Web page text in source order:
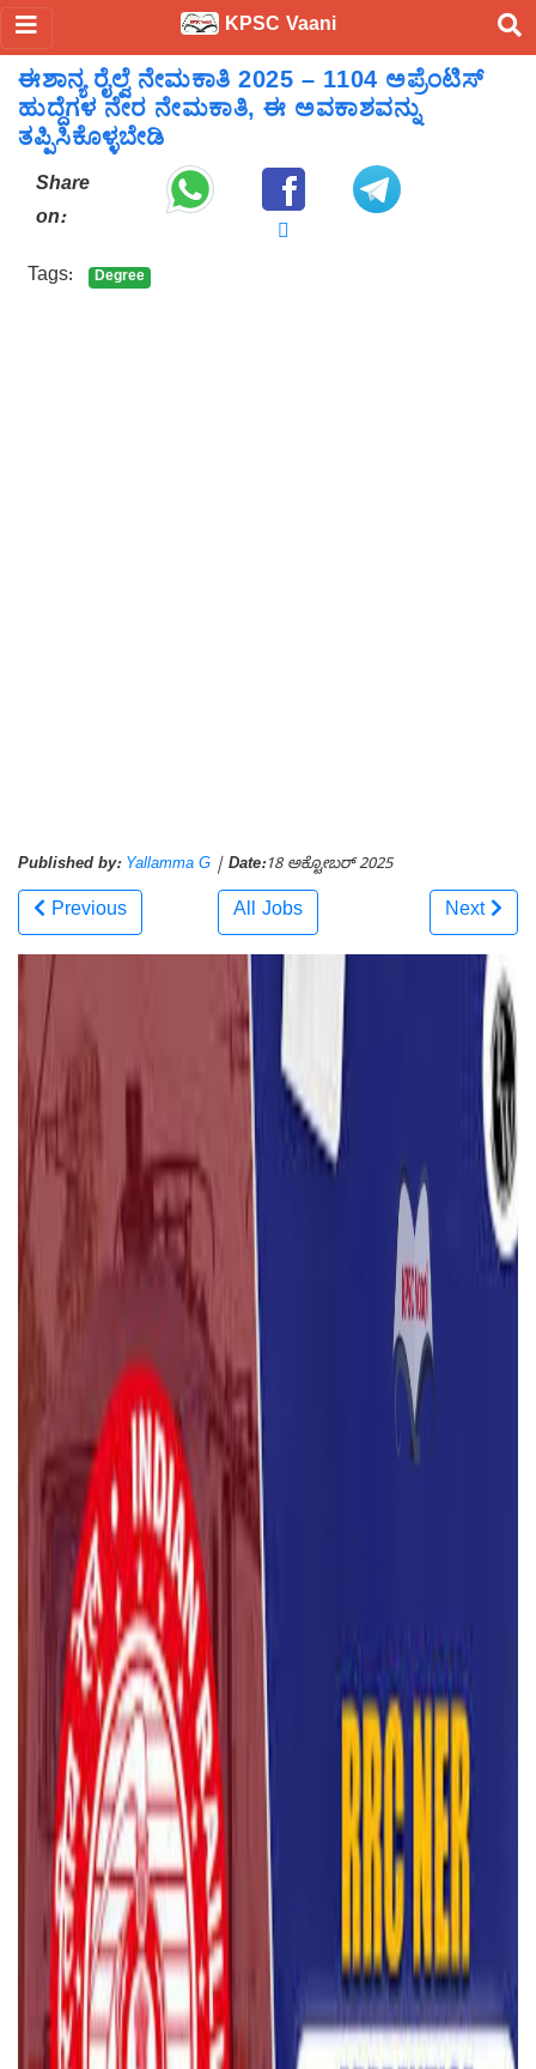
KPSC Vaani
ಈಶಾನ್ಯ ರೈಲ್ವೆ ನೇಮಕಾತಿ 2025 – 1104 ಅಪ್ರೆಂಟಿಸ್
ಹುದ್ದೆಗಳ ನೇರ ನೇಮಕಾತಿ, ಈ ಅವಕಾಶವನ್ನು
ತಪ್ಪಿಸಿಕೊಳ್ಳಬೇಡಿ
Share
on:
Tags: Degree
Published by: Yallamma G | Date:18 ಅಕ್ಟೋಬರ್ 2025
Previous All Jobs Next